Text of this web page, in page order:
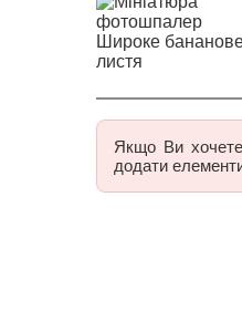
Якщо Ви хочете
додати